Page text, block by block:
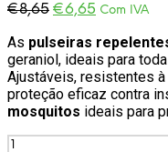
€8,65 O
original
era:
€8,65.
€6,65 O
atual
é:
€6,65.
Com IVA
As pulseiras
geraniol, ideais para
Ajustáveis, resistentes
proteção eficaz contra
mosquitos ideais para
Quantidade